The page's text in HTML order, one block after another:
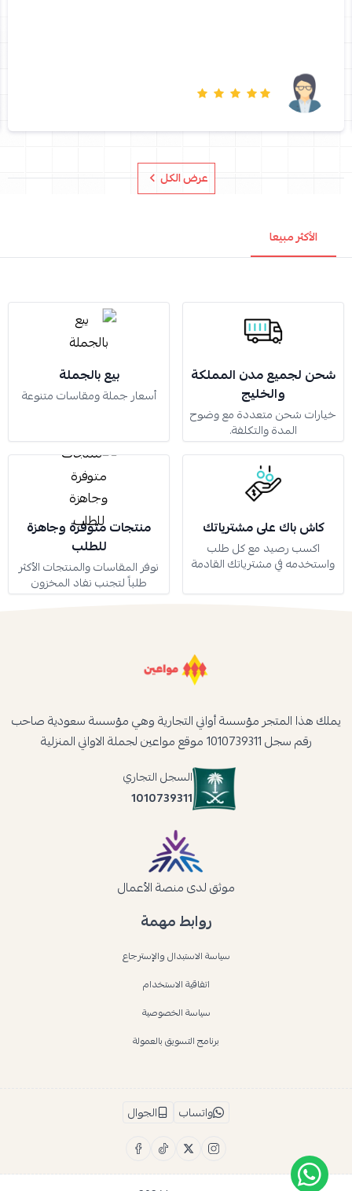
عرض الكل
الأكثر مبيعا
شحن لجميع مدن المملكة
والخليج
خيارات شحن متعددة مع وضوح
المدة والتكلفة.
بيع بالجملة
أسعار جملة ومقاسات متنوعة
كاش باك على مشترياتك
اكسب رصيد مع كل طلب
واستخدمه في مشترياتك القادمة
منتجات متوفرة وجاهزة
للطلب
نوفر المقاسات والمنتجات الأكثر
طلباً لتجنب نفاد المخزون
روابط مهمة
سياسة الاستبدال والإسترجاع
اتفاقية الاستخدام
سياسة الخصوصية
برنامج التسويق بالعمولة
يملك هذا المتجر مؤسسة أواني التجارية وهي مؤسسة سعودية صاحب
رقم سجل 1010739311 موقع مواعين لجملة الاواني المنزلية
السجل التجاري
1010739311
موثق لدى منصة الأعمال
واتساب الجوال